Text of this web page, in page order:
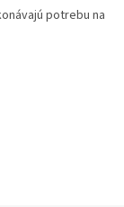
potrebu na